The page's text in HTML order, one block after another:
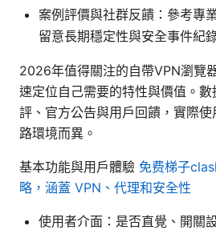
案例評價與社群反饋：參考專
留意長期穩定性與安全事件紀
2026年值得關注的自帶VPN瀏覽
速定位自己需要的特性與價值。
評、官方公告與用戶回饋，實際
路環境而異。
基本功能與用戶體驗 免费梯子
略，涵蓋 VPN、代理和安全性
使用者介面：是否直覺、開關